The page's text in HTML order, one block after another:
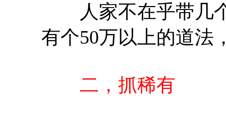
人家不在乎带几个
有个50万以上的道法
二，抓稀有